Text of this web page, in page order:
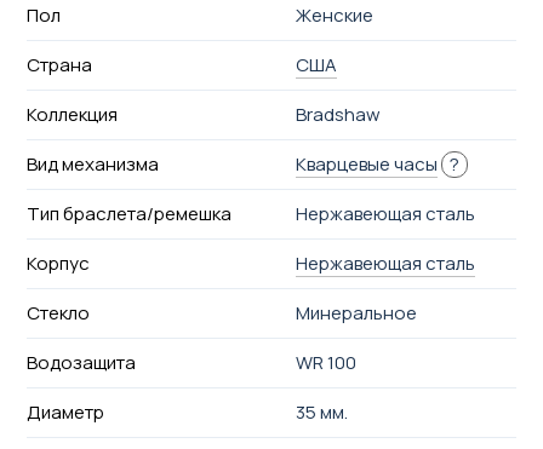
Пол
Женские
Страна
США
Коллекция
Bradshaw
Вид механизма
Кварцевые часы ?
Тип браслета/ремешка
Нержавеющая сталь
Корпус
Нержавеющая сталь
Стекло
Минеральное
Водозащита
WR 100
Диаметр
35 мм.